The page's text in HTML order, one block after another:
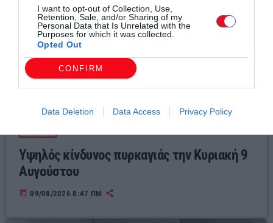
I want to opt-out of Collection, Use,
Retention, Sale, and/or Sharing of my
Personal Data that Is Unrelated with the
Purposes for which it was collected.
Opted Out
CONFIRM
Data Deletion Data Access Privacy Policy
Τοπικά Νέα
Υψηλός κίνδυνος πυρκαγιάς την Κυριακή 9
Αυγούστου
today 09/08/2026 8:47 ΠΜ